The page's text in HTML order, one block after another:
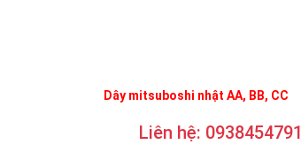
Dây mitsuboshi nhật AA, BB, CC
Liên hệ: 0938454791